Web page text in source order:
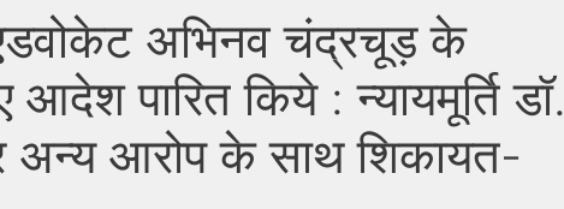
अभिनव चंद्रचूड़ के
पारित किये : न्यायमूर्ति डॉ.
अन्य आरोप के साथ शिकायत-